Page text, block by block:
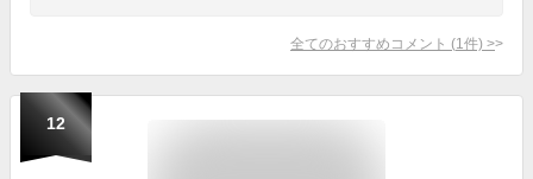
全てのおすすめコメント (1 件) >
12